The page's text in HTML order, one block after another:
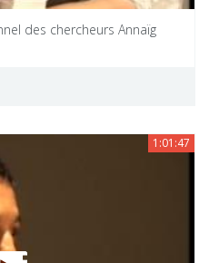
des chercheurs Annaïg
1:01:47